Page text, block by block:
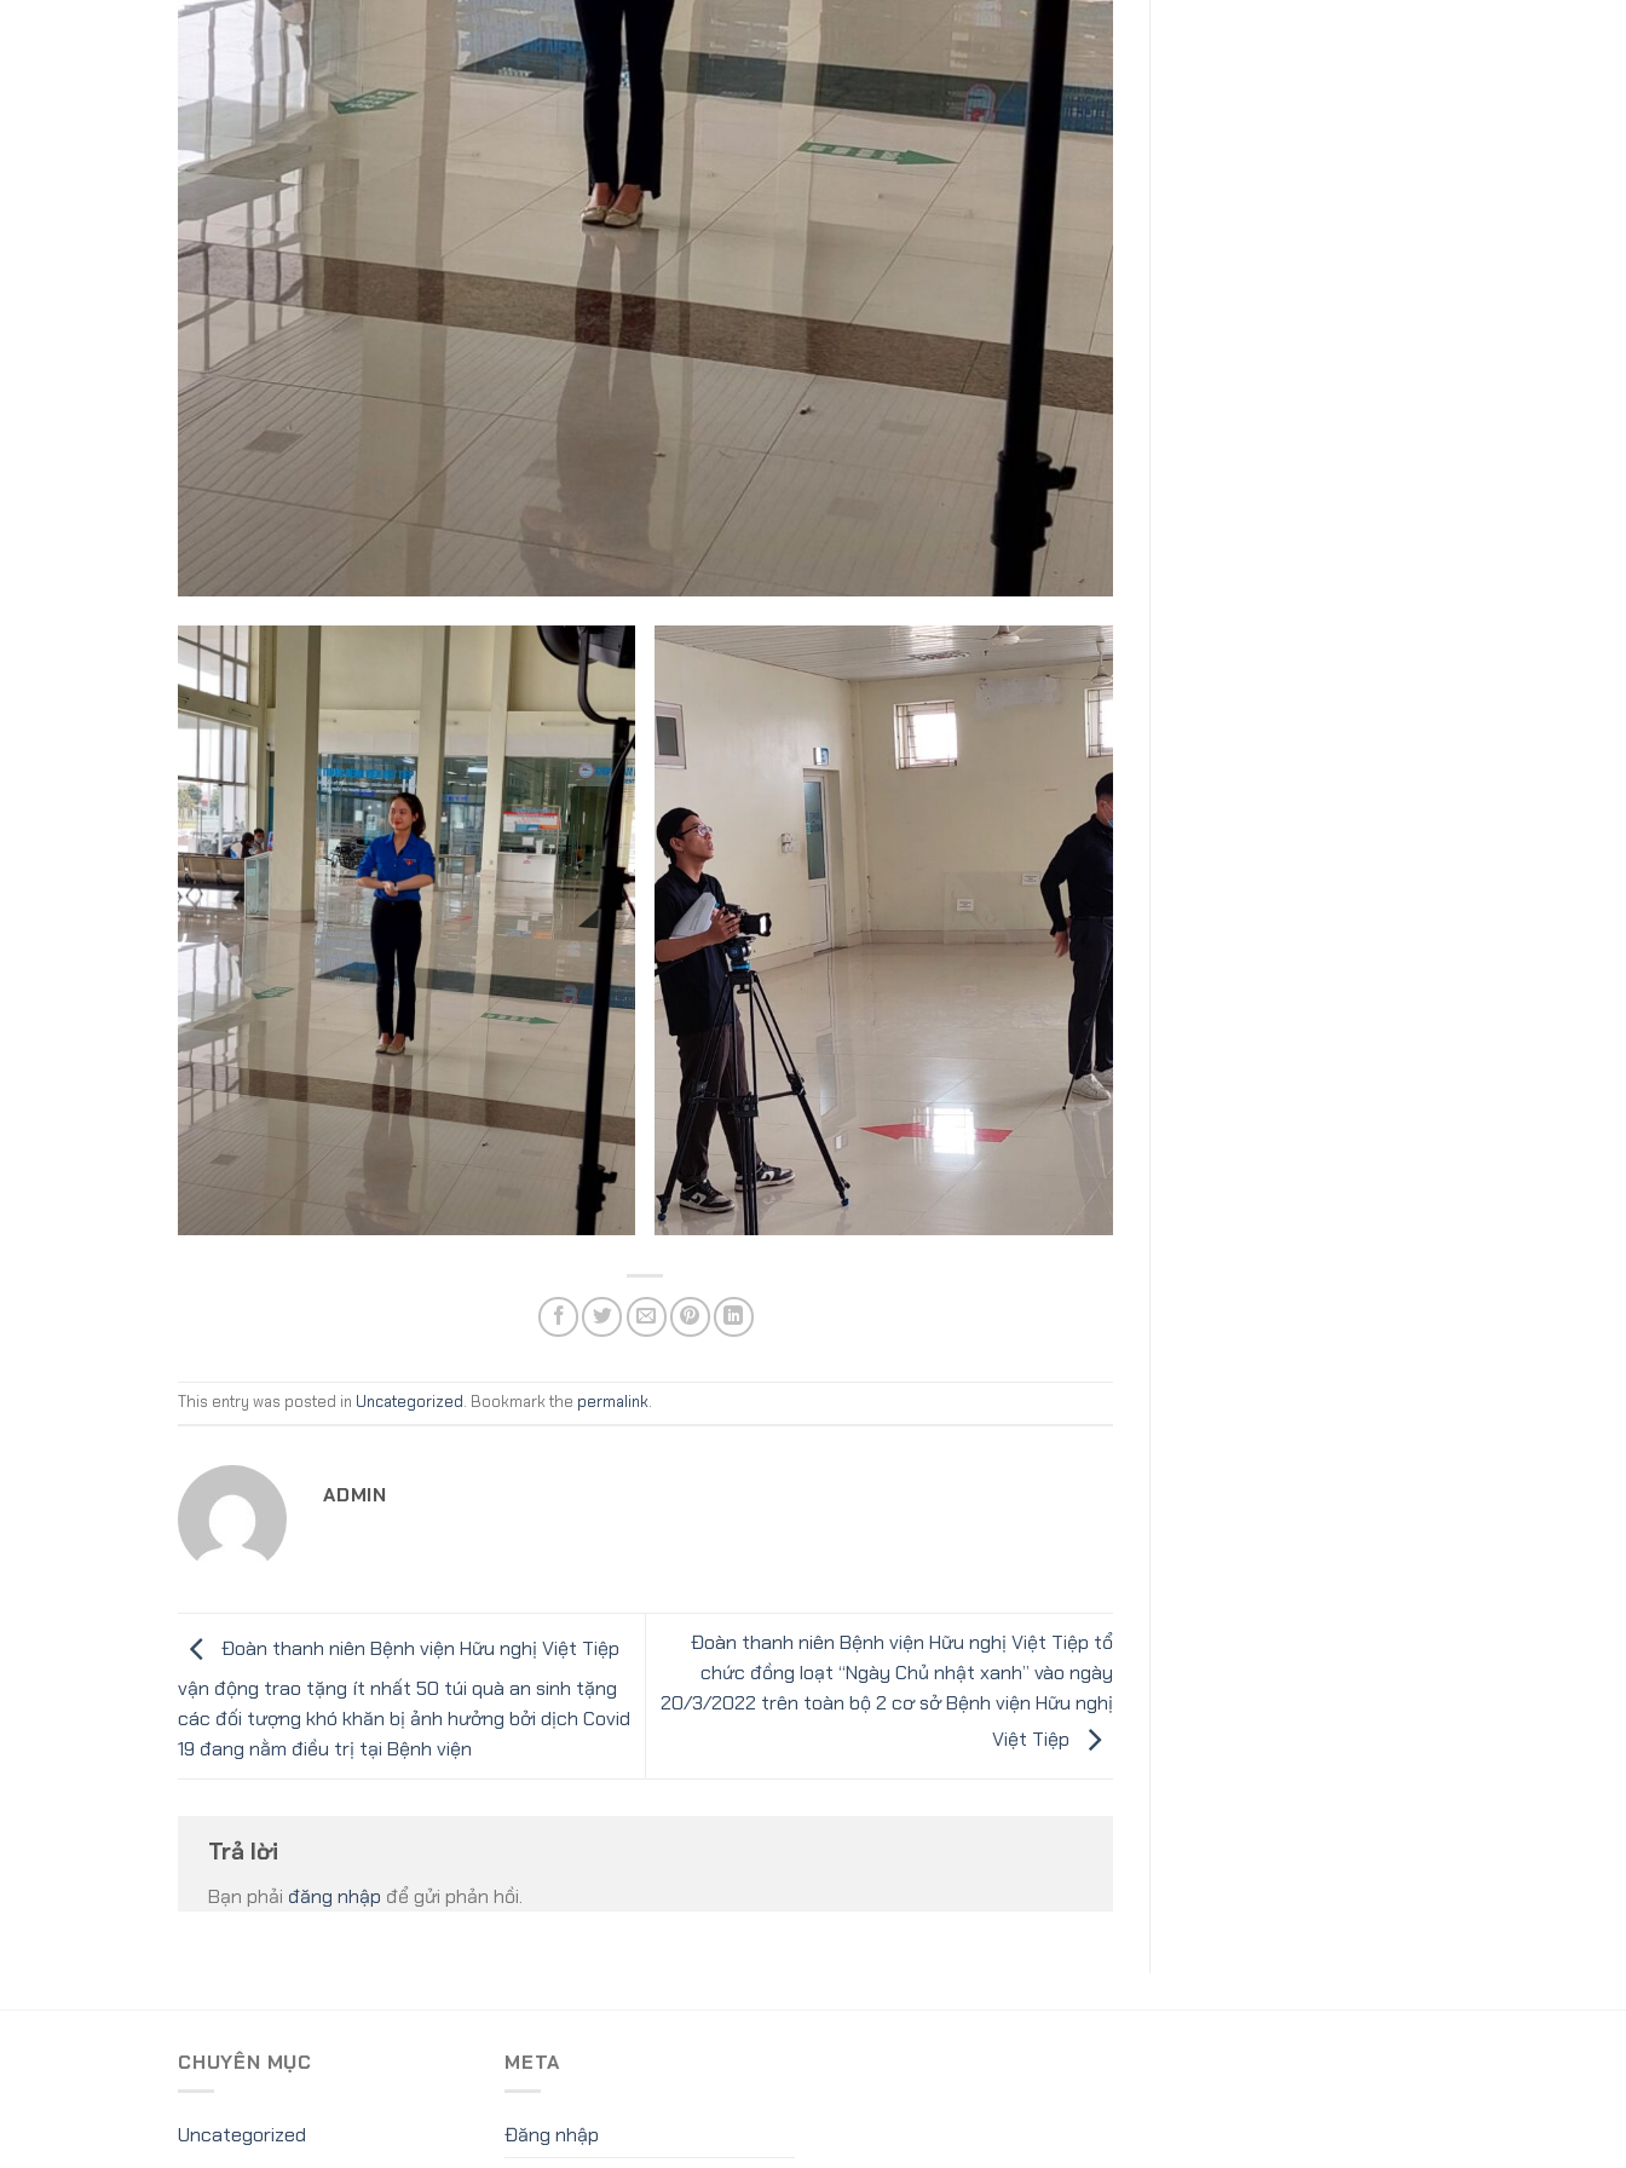
This entry was posted in Uncategorized. Bookmark the permalink.
ADMIN
Đoàn thanh niên Bệnh viện Hữu nghị Việt Tiệp
vận động trao tặng ít nhất 50 túi quà an sinh tặng
các đối tượng khó khăn bị ảnh hưởng bởi dịch Covid
19 đang nằm điều trị tại Bệnh viện
Đoàn thanh niên Bệnh viện Hữu nghị Việt Tiệp tổ
chức đồng loạt “Ngày Chủ nhật xanh” vào ngày
20/3/2022 trên toàn bộ 2 cơ sở Bệnh viện Hữu nghị
Việt Tiệp
Trả lời
Bạn phải đăng nhập để gửi phản hồi.
CHUYÊN MỤC
Uncategorized
META
Đăng nhập